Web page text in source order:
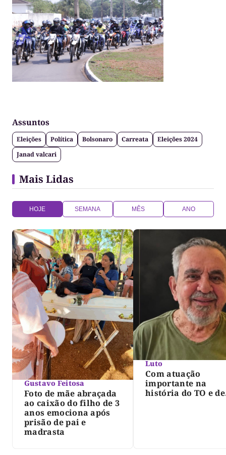
Assuntos
Eleições Política Bolsonaro Carreata
Eleições 2024
Janad valcari
Mais Lidas
HOJE SEMANA MÊS ANO
Gustavo Feitosa
Foto de mãe abraçada
ao caixão do filho de 3
anos emociona após
prisão de pai e
madrasta
Luto
Com atuação
importante na
história do TO e de